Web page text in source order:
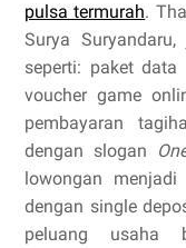
pulsa termurah.
Surya
seperti: paket data
voucher game
pembayaran
dengan slogan
lowongan menjadi
dengan single
peluang usaha